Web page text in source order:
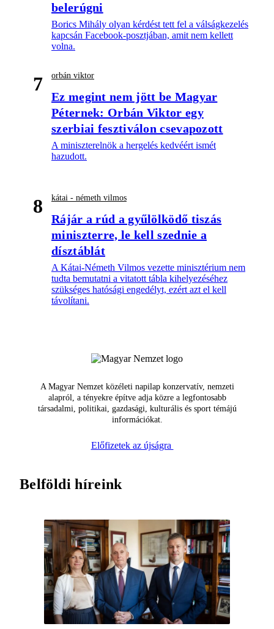
belerúgni
Borics Mihály olyan kérdést tett fel a válságkezelés
kapcsán Facebook-posztjában, amit nem kellett
volna.
7 orbán viktor
Ez megint nem jött be Magyar
Péternek: Orbán Viktor egy
szerbiai fesztiválon csevapozott
A miniszterelnök a hergelés kedvéért ismét
hazudott.
8 kátai - németh vilmos
Rájár a rúd a gyűlölködő tiszás
miniszterre, le kell szednie a
dísztáblát
A Kátai-Németh Vilmos vezette minisztérium nem
tudta bemutatni a vitatott tábla kihelyezéséhez
szükséges hatósági engedélyt, ezért azt el kell
távolítani.
A Magyar Nemzet közéleti napilap konzervatív, nemzeti
alapról, a tényekre építve adja közre a legfontosabb
társadalmi, politikai, gazdasági, kulturális és sport témájú
információkat.
Előfizetek az újságra
Belföldi híreink